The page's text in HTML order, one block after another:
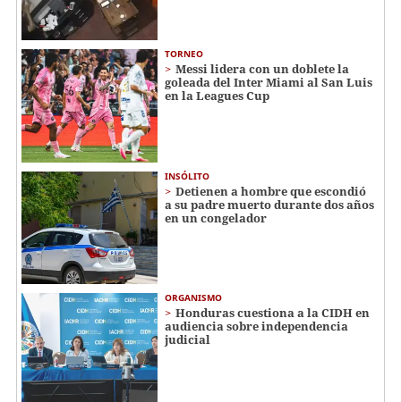
TORNEO
Messi lidera con un doblete la
goleada del Inter Miami al San Luis
en la Leagues Cup
INSÓLITO
Detienen a hombre que escondió
a su padre muerto durante dos años
en un congelador
ORGANISMO
Honduras cuestiona a la CIDH en
audiencia sobre independencia
judicial